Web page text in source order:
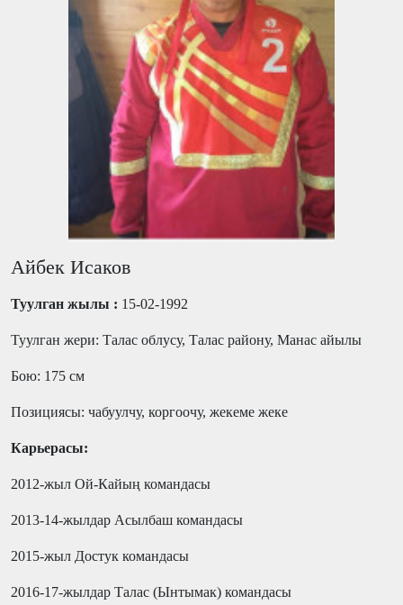
Айбек Исаков
Туулган жылы : 15-02-1992
Туулган жери: Талас облусу, Талас району, Манас айылы
Бою: 175 см
Позициясы: чабуулчу, коргоочу, жекеме жеке
Карьерасы:
2012-жыл Ой-Кайың командасы
2013-14-жылдар Асылбаш командасы
2015-жыл Достук командасы
2016-17-жылдар Талас (Ынтымак) командасы